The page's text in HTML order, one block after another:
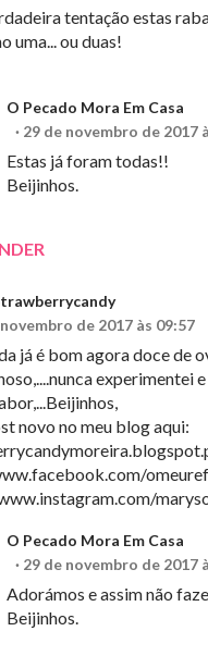
tentação estas
uma... ou duas!
O Pecado Mora Em Casa
29 de novembro de 2017
Estas já foram todas!!
Beijinhos.
de 2017 às 09:57
já é bom agora doce de
experimentei
novo no meu blog aqui:
O Pecado Mora Em Casa
29 de novembro de 2017
Adorámos e assim não
Beijinhos.